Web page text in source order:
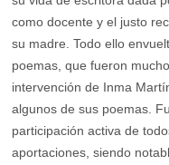
como docente y el justo
su madre. Todo ello
poemas, que fueron
intervención de Inma
algunos de sus poemas.
participación activa de
aportaciones, siendo